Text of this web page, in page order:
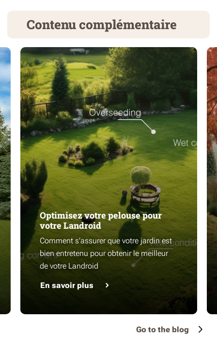
Contenu complémentaire
Optimisez votre pelouse pour
votre Landroid
Comment s’assurer que votre jardin est
bien entretenu pour obtenir le meilleur
de votre Landroid
En savoir plus
Go to the blog